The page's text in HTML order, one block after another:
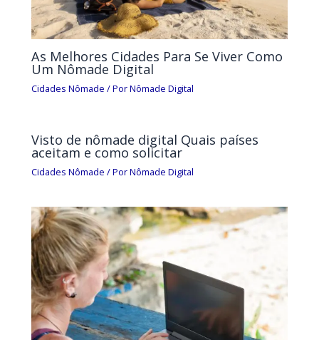
As Melhores Cidades Para Se Viver Como
Um Nômade Digital
Cidades Nômade / PorNômade Digital
Visto de nômade digital Quais países
aceitam e como solicitar
Cidades Nômade / PorNômade Digital